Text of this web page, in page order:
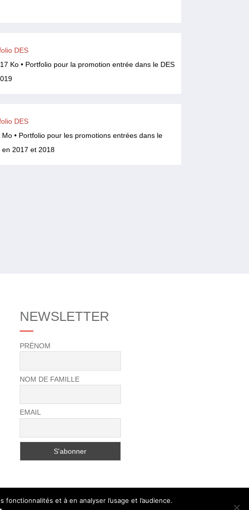
DES
Ko • Portfolio pour la promotion entrée dans le DES
DES
Mo • Portfolio pour les promotions entrées dans le
en 2017 et 2018
NEWSLETTER
PRÉNOM
NOM DE FAMILLE
EMAIL
et à en analyser l’usage et l’audience.